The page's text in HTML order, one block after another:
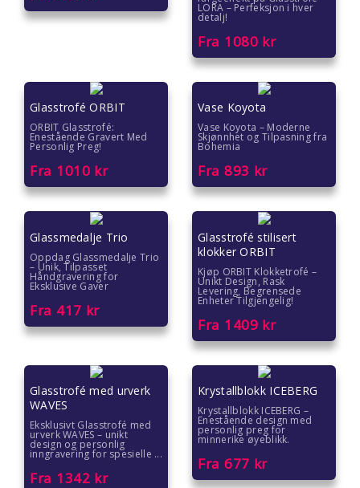
LORA – Perfeksjon i hver
detalj!
Fra 1080 kr
Glasstrofé ORBIT
ORBIT Glasstrofé:
Enestående Gravert Med
Personlig Preg!
Fra 1010 kr
Vase Koyota
Vase Koyota – Moderne
Skjønnhet og Tilpasning fra
Bohemia
Fra 893 kr
Glassmedalje Trio
Oppdag Glassmedalje Trio
– Unik, Tilpasset
Håndgravering for
Eksklusive Gaver
Fra 417 kr
Glasstrofé stilisert
klokker ORBIT
Kjøp ORBIT Klokketrofé –
Unikt Design, Rask
Levering, Begrensede
Enheter Tilgjengelig!
Fra 1409 kr
Glasstrofé med urverk
WAVES
Eksklusivt Glasstrofé med
urverk WAVES – unikt
design og personlig
inngravering for spesielle ...
Fra 1342 kr
Krystallblokk ICEBERG
Krystallblokk ICEBERG –
Enestående design med
personlig preg for
minnerike øyeblikk.
Fra 677 kr